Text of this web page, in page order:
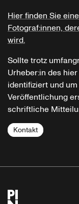
Hier finden Sie
Fotograf:innen,
wird.
Sollte trotz
Urheber:in des
identifiziert und
Veröffentlichung
schriftliche
Kontakt